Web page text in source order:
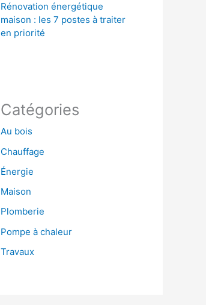
Rénovation énergétique
maison : les 7 postes à traiter
en priorité
Catégories
Au bois
Chauffage
Énergie
Maison
Plomberie
Pompe à chaleur
Travaux